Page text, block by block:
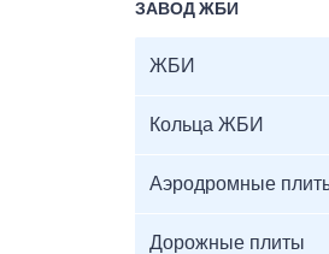
ЗАВОД ЖБИ
ЖБИ
Кольца ЖБИ
Аэродромные
Дорожные плиты